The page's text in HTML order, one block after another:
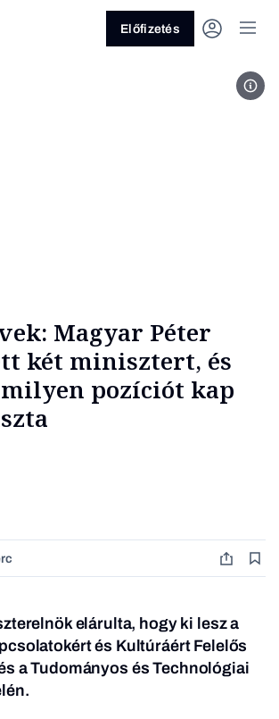
Előfizetés
Magyar Péter
két minisztert, és
pozíciót kap
elárulta, hogy ki lesz a
és Kultúráért Felelős
a Tudományos és Technológiai